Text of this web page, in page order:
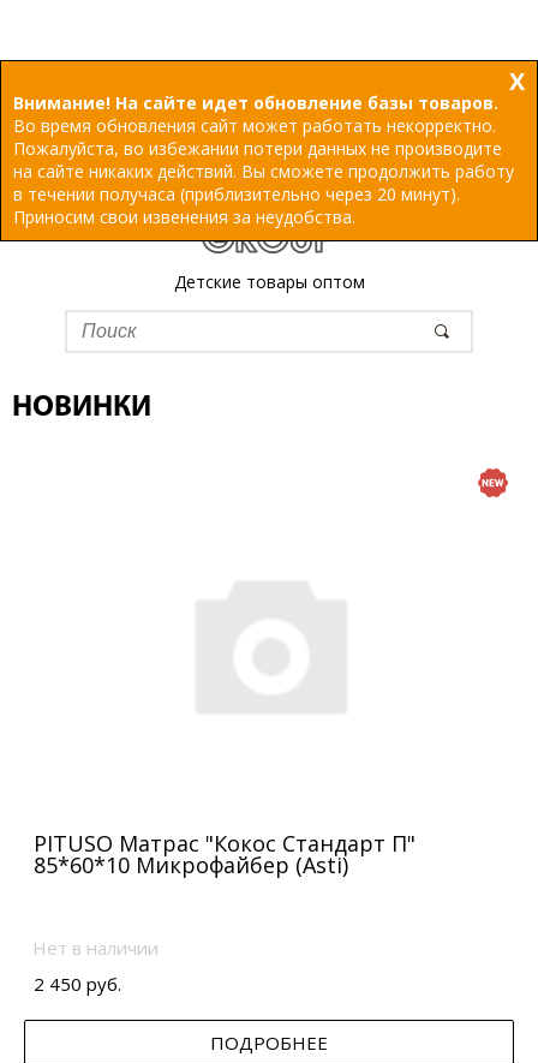
Внимание! На сайте идет обновление базы товаров.
Во время обновления сайт может работать некорректно.
Пожалуйста, во избежании потери данных не производите
на сайте никаких действий. Вы сможете продолжить работу
в течении получаса (приблизительно через 20 минут).
Приносим свои извенения за неудобства.
X
Детские товары оптом
НОВИНКИ
PITUSO Матрас "Кокос Стандарт П"
85*60*10 Микрофайбер (Asti)
Нет в наличии
2 450 руб.
ПОДРОБНЕЕ